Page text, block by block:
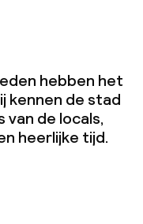
hebben het
kennen de stad
van de locals,
heerlijke tijd.